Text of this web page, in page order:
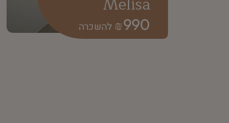
990
₪